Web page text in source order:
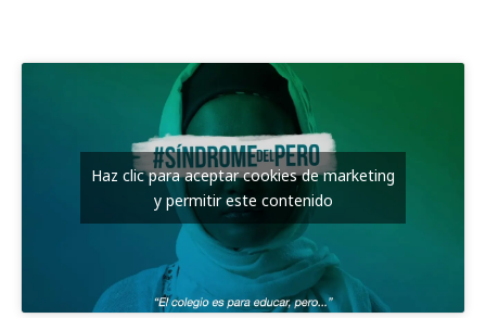
Haz clic para aceptar cookies de marketing
y permitir este contenido